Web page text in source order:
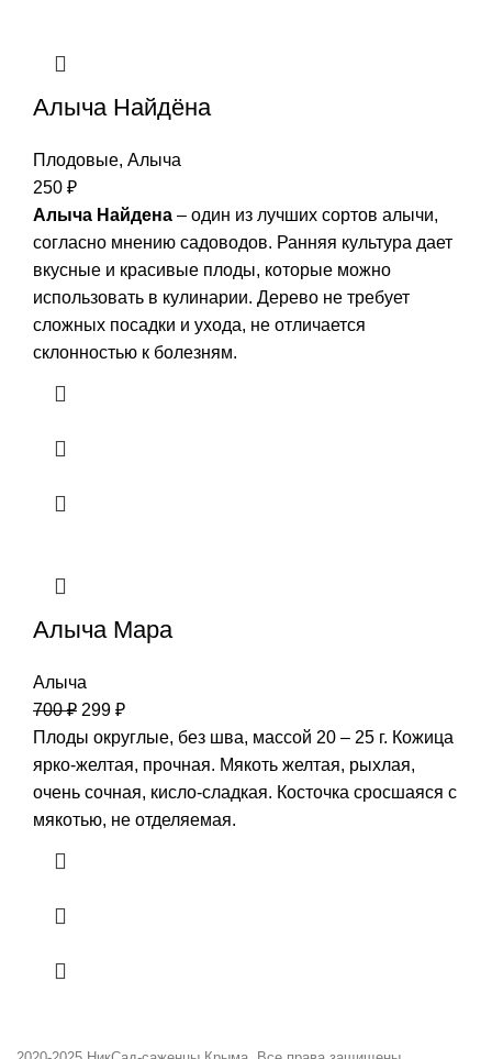
Алыча Найдёна
Плодовые, Алыча
250 ₽
Алыча Найдена – один из лучших сортов алычи,
согласно мнению садоводов. Ранняя культура дает
вкусные и красивые плоды, которые можно
использовать в кулинарии. Дерево не требует
сложных посадки и ухода, не отличается
склонностью к болезням.
Алыча Мара
Алыча
700₽ 299 ₽
Плоды округлые, без шва, массой 20 – 25 г. Кожица
ярко-желтая, прочная. Мякоть желтая, рыхлая,
очень сочная, кисло-сладкая. Косточка сросшаяся с
мякотью, не отделяемая.